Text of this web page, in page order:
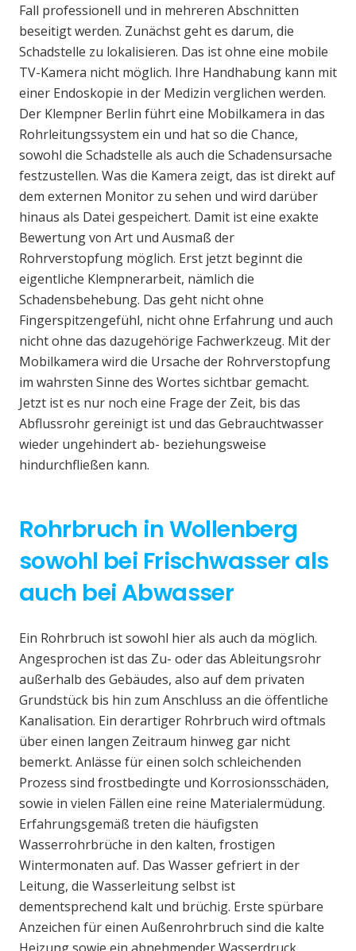
Fall professionell und in mehreren Abschnitten
beseitigt werden. Zunächst geht es darum, die
Schadstelle zu lokalisieren. Das ist ohne eine mobile
TV-Kamera nicht möglich. Ihre Handhabung kann mit
einer Endoskopie in der Medizin verglichen werden.
Der Klempner Berlin führt eine Mobilkamera in das
Rohrleitungssystem ein und hat so die Chance,
sowohl die Schadstelle als auch die Schadensursache
festzustellen. Was die Kamera zeigt, das ist direkt auf
dem externen Monitor zu sehen und wird darüber
hinaus als Datei gespeichert. Damit ist eine exakte
Bewertung von Art und Ausmaß der
Rohrverstopfung möglich. Erst jetzt beginnt die
eigentliche Klempnerarbeit, nämlich die
Schadensbehebung. Das geht nicht ohne
Fingerspitzengefühl, nicht ohne Erfahrung und auch
nicht ohne das dazugehörige Fachwerkzeug. Mit der
Mobilkamera wird die Ursache der Rohrverstopfung
im wahrsten Sinne des Wortes sichtbar gemacht.
Jetzt ist es nur noch eine Frage der Zeit, bis das
Abflussrohr gereinigt ist und das Gebrauchtwasser
wieder ungehindert ab- beziehungsweise
hindurchfließen kann.
Rohrbruch in Wollenberg
sowohl bei Frischwasser als
auch bei Abwasser
Ein Rohrbruch ist sowohl hier als auch da möglich.
Angesprochen ist das Zu- oder das Ableitungsrohr
außerhalb des Gebäudes, also auf dem privaten
Grundstück bis hin zum Anschluss an die öffentliche
Kanalisation. Ein derartiger Rohrbruch wird oftmals
über einen langen Zeitraum hinweg gar nicht
bemerkt. Anlässe für einen solch schleichenden
Prozess sind frostbedingte und Korrosionsschäden,
sowie in vielen Fällen eine reine Materialermüdung.
Erfahrungsgemäß treten die häufigsten
Wasserrohrbrüche in den kalten, frostigen
Wintermonaten auf. Das Wasser gefriert in der
Leitung, die Wasserleitung selbst ist
dementsprechend kalt und brüchig. Erste spürbare
Anzeichen für einen Außenrohrbruch sind die kalte